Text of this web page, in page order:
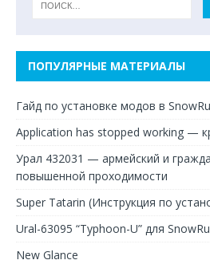
ПОПУЛЯРНЫЕ МАТЕРИАЛЫ
Гайд по установке модов в
Application has stopped working —
Урал 432031 — армейский и
повышенной проходимости
Super Tatarin (Инструкция по
Ural-63095 “Typhoon-U” для
New Glance